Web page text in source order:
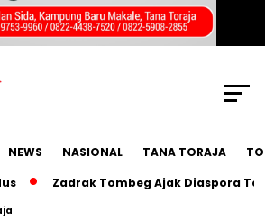
NEWS NASIONAL TANA TORAJA
Zadrak Tombeg Ajak Diaspora Toraja